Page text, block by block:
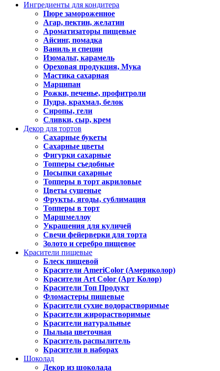
Ингредиенты для кондитера
Пюре замороженное
Агар, пектин, желатин
Ароматизаторы пищевые
Айсинг, помадка
Ваниль и специи
Изомальт, карамель
Ореховая продукция, Мука
Мастика сахарная
Марципан
Рожки, печенье, профитроли
Пудра, крахмал, белок
Сиропы, гели
Сливки, сыр, крем
Декор для тортов
Сахарные букеты
Сахарные цветы
Фигурки сахарные
Топперы съедобные
Посыпки сахарные
Топперы в торт акриловые
Цветы сушеные
Фрукты, ягоды, сублимация
Топперы в торт
Маршмеллоу
Украшения для куличей
Свечи фейерверки для торта
Золото и серебро пищевое
Красители пищевые
Блеск пищевой
Красители AmeriColor (Америколор)
Красители Art Color (Арт Колор)
Красители Топ Продукт
Фломастеры пищевые
Красители сухие водорастворимые
Красители жирорастворимые
Красители натуральные
Пыльца цветочная
Краситель распылитель
Красители в наборах
Шоколад
Декор из шоколада